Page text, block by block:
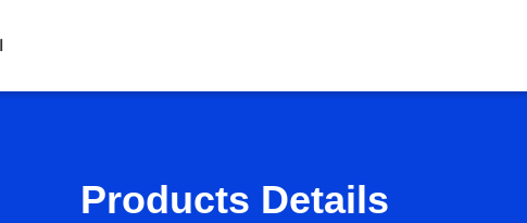
Products Details